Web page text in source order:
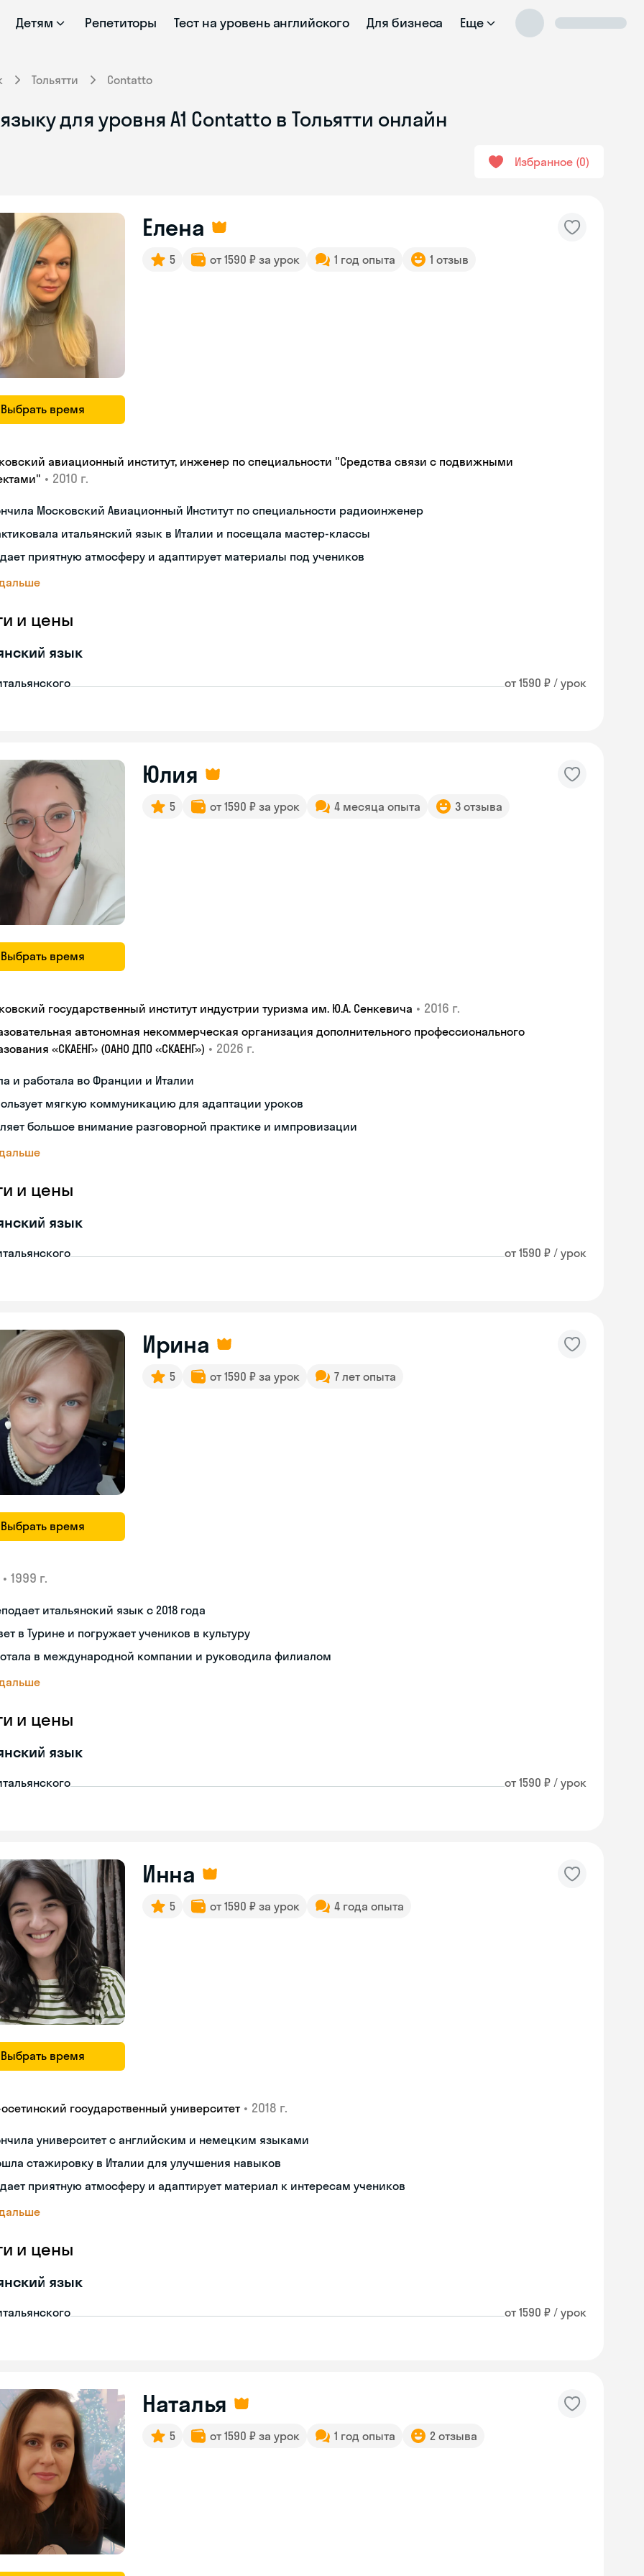
Детям Репетиторы Тест на уровень английского Для бизнеса Еще
Тольятти Contatto
для уровня А1 Contatto в Тольятти онлайн
Избранное 0
Выбрать время
Елена
5 от 1590 ₽ за урок 1 год опыта 1 отзыв
авиационный институт, инженер по специальности "Средства связи с подвижными
• 2010 г.
Московский Авиационный Институт по специальности радиоинженер
итальянский язык в Италии и посещала мастер-классы
приятную атмосферу и адаптирует материалы под учеников
и цены
язык
от 1590 ₽ / урок
Выбрать время
Юлия
5 от 1590 ₽ за урок 4 месяца опыта 3 отзыва
государственный институт индустрии туризма им. Ю.А. Сенкевича • 2016 г.
автономная некоммерческая организация дополнительного профессионального
«СКАЕНГ» (ОАНО ДПО «СКАЕНГ») • 2026 г.
и работала во Франции и Италии
мягкую коммуникацию для адаптации уроков
большое внимание разговорной практике и импровизации
и цены
язык
от 1590 ₽ / урок
Выбрать время
Ирина
5 от 1590 ₽ за урок 7 лет опыта
• 1999 г.
итальянский язык с 2018 года
в Турине и погружает учеников в культуру
в международной компании и руководила филиалом
и цены
язык
от 1590 ₽ / урок
Выбрать время
Инна
5 от 1590 ₽ за урок 4 года опыта
государственный университет • 2018 г.
университет с английским и немецким языками
стажировку в Италии для улучшения навыков
приятную атмосферу и адаптирует материал к интересам учеников
и цены
язык
от 1590 ₽ / урок
Наталья
5 от 1590 ₽ за урок 1 год опыта 2 отзыва